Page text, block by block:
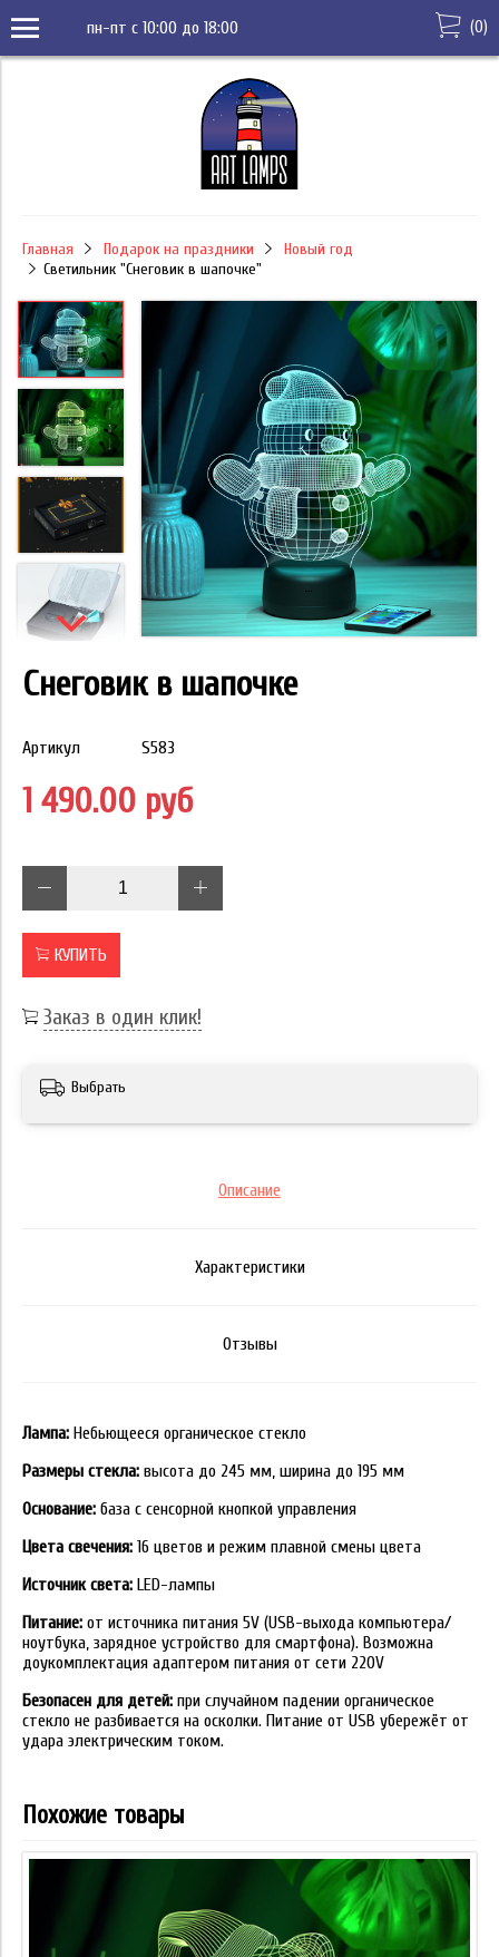
пн-пт с 10:00 до 18:00 (0)
Главная Подарок на праздники
Новый год
Светильник "Снеговик в шапочке"
Снеговик в шапочке
Артикул S583
1 490.00 руб
КУПИТЬ
Заказ в один клик!
Выбрать
Описание
Характеристики
Отзывы
Лампа: Небьющееся органическое стекло
Размеры стекла: высота до 245 мм, ширина до 195 мм
Основание: база с сенсорной кнопкой управления
Цвета свечения: 16 цветов и режим плавной смены цвета
Источник света: LED-лампы
Питание: от источника питания 5V (USB-выхода компьютера/
ноутбука, зарядное устройство для смартфона). Возможна
доукомплектация адаптером питания от сети 220V
Безопасен для детей: при случайном падении органическое
стекло не разбивается на осколки. Питание от USB убережёт от
удара электрическим током.
Похожие товары